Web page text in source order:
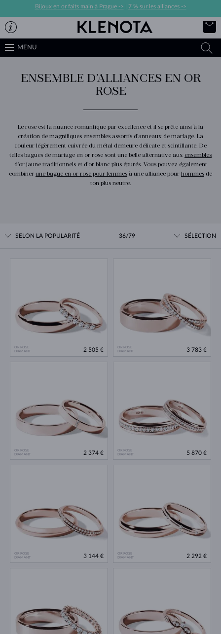
Bijoux en or faits main à Prague -> 7 % sur les alliances ->
MENU
ENSEMBLE D’ALLIANCES EN OR
ROSE
Le rose est la nuance romantique par excellence et il se prête ainsi à la
création de magnifiques ensembles assortis d'anneaux de mariage. La
couleur légèrement cuivrée du métal demeure délicate et scintillante. De
telles bagues de mariage en or rose sont une belle alternative aux ensembles
d'or jaunetraditionnels et d'or blancplus épurés. Vous pouvez également
combiner une bague en or rose pour femmes à une alliance pour hommes de
ton plus neutre.
SELON LA POPULARITÉ 36/79 SÉLECTION
OR ROSE
DIAMANT
2 505 €
OR ROSE
DIAMANT
3 783 €
OR ROSE
DIAMANT
2 374 €
OR ROSE
DIAMANT
5 870 €
OR ROSE
DIAMANT
3 144 €
OR ROSE
DIAMANT
2 292 €